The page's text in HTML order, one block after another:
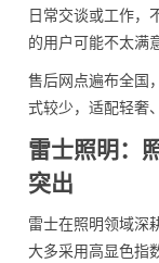
日常交谈或工作，
的用户可能不太满
售后网点遍布全国
式较少，适配轻奢
雷士照明：
突出
雷士在照明领域深
大多采用高显色指